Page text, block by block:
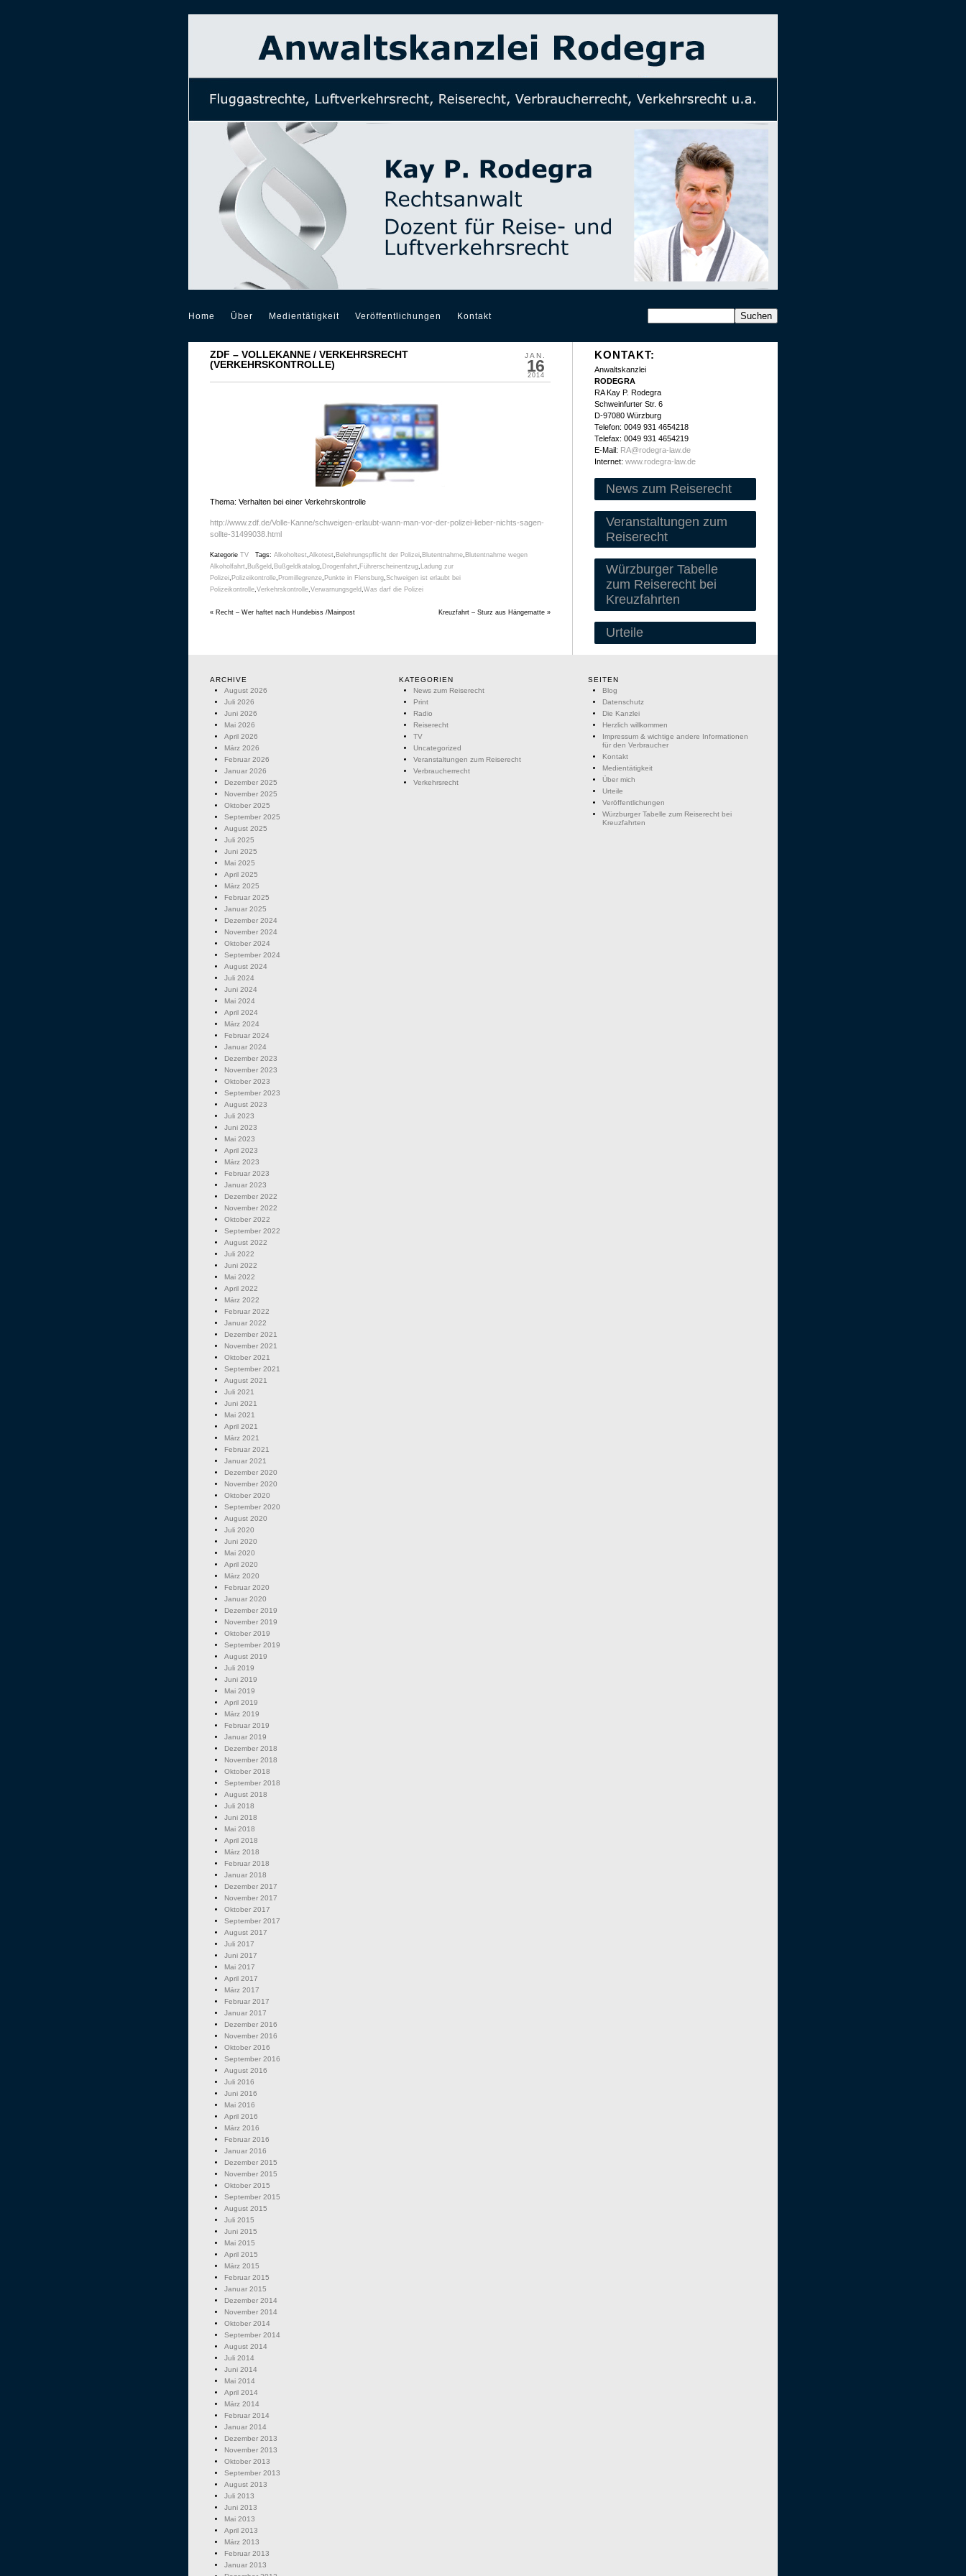
Home Über Medientätigkeit Veröffentlichungen Kontakt
JAN.
16
2014
ZDF – VOLLEKANNE / VERKEHRSRECHT
(VERKEHRSKONTROLLE)
Thema: Verhalten bei einer Verkehrskontrolle
http://www.zdf.de/Volle-Kanne/schweigen-erlaubt-wann-man-vor-der-polizei-lieber-nichts-sagen-
sollte-31499038.html
Kategorie TV Tags: Alkoholtest,Alkotest, Belehrungspflicht der Polizei, Blutentnahme, Blutentnahme wegen
Alkoholfahrt, Bußgeld, Bußgeldkatalog, Drogenfahrt, Führerscheinentzug, Ladung zur
Polizei, Polizeikontrolle, Promillegrenze, Punkte in Flensburg,Schweigen ist erlaubt bei
Polizeikontrolle,Verkehrskontrolle,Verwarnungsgeld,Was darf die Polizei
« Recht – Wer haftet nach Hundebiss /Mainpost Kreuzfahrt – Sturz aus Hängematte »
KONTAKT:
Anwaltskanzlei
RODEGRA
RA Kay P. Rodegra
Schweinfurter Str. 6
D-97080 Würzburg
Telefon: 0049 931 4654218
Telefax: 0049 931 4654219
E-Mail: RA@rodegra-law.de
Internet: www.rodegra-law.de
News zum Reiserecht
Veranstaltungen zum
Reiserecht
Würzburger Tabelle
zum Reiserecht bei
Kreuzfahrten
Urteile
ARCHIVE
August 2026
Juli 2026
Juni 2026
Mai 2026
April 2026
März 2026
Februar 2026
Januar 2026
Dezember 2025
November 2025
Oktober 2025
September 2025
August 2025
Juli 2025
Juni 2025
Mai 2025
April 2025
März 2025
Februar 2025
Januar 2025
Dezember 2024
November 2024
Oktober 2024
September 2024
August 2024
Juli 2024
Juni 2024
Mai 2024
April 2024
März 2024
Februar 2024
Januar 2024
Dezember 2023
November 2023
Oktober 2023
September 2023
August 2023
Juli 2023
Juni 2023
Mai 2023
April 2023
März 2023
Februar 2023
Januar 2023
Dezember 2022
November 2022
Oktober 2022
September 2022
August 2022
Juli 2022
Juni 2022
Mai 2022
April 2022
März 2022
Februar 2022
Januar 2022
Dezember 2021
November 2021
Oktober 2021
September 2021
August 2021
Juli 2021
Juni 2021
Mai 2021
April 2021
März 2021
Februar 2021
Januar 2021
Dezember 2020
November 2020
Oktober 2020
September 2020
August 2020
Juli 2020
Juni 2020
Mai 2020
April 2020
März 2020
Februar 2020
Januar 2020
Dezember 2019
November 2019
Oktober 2019
September 2019
August 2019
Juli 2019
Juni 2019
Mai 2019
April 2019
März 2019
Februar 2019
Januar 2019
Dezember 2018
November 2018
Oktober 2018
September 2018
August 2018
Juli 2018
Juni 2018
Mai 2018
April 2018
März 2018
Februar 2018
Januar 2018
Dezember 2017
November 2017
Oktober 2017
September 2017
August 2017
Juli 2017
Juni 2017
Mai 2017
April 2017
März 2017
Februar 2017
Januar 2017
Dezember 2016
November 2016
Oktober 2016
September 2016
August 2016
Juli 2016
Juni 2016
Mai 2016
April 2016
März 2016
Februar 2016
Januar 2016
Dezember 2015
November 2015
Oktober 2015
September 2015
August 2015
Juli 2015
Juni 2015
Mai 2015
April 2015
März 2015
Februar 2015
Januar 2015
Dezember 2014
November 2014
Oktober 2014
September 2014
August 2014
Juli 2014
Juni 2014
Mai 2014
April 2014
März 2014
Februar 2014
Januar 2014
Dezember 2013
November 2013
Oktober 2013
September 2013
August 2013
Juli 2013
Juni 2013
Mai 2013
April 2013
März 2013
Februar 2013
Januar 2013
KATEGORIEN
News zum Reiserecht
Print
Radio
Reiserecht
TV
Uncategorized
Veranstaltungen zum Reiserecht
Verbraucherrecht
Verkehrsrecht
SEITEN
Blog
Datenschutz
Die Kanzlei
Herzlich willkommen
Impressum & wichtige andere Informationen
für den Verbraucher
Kontakt
Medientätigkeit
Über mich
Urteile
Veröffentlichungen
Würzburger Tabelle zum Reiserecht bei
Kreuzfahrten